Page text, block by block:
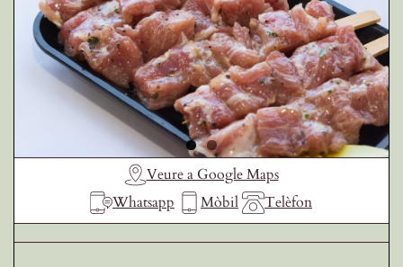
Receptes de la Garrotxa
Veure a Google Maps
Whatsapp
Mòbil Telèfon